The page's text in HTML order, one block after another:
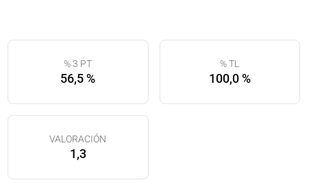
% 3 PT
56,5 %
% TL
100,0 %
VALORACIÓN
1,3